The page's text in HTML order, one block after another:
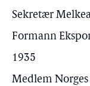
Sekretær
Formann
1935
Medlem